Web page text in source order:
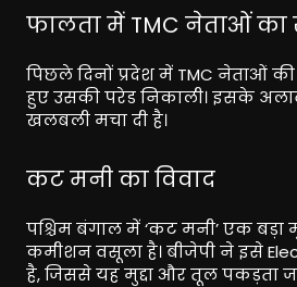
फालता में TMC नेताओं
पिछले दिनों प्रदेश में TMC नेताओं
हुए उसकी परेड निकाली। इसके
खलबली मचा दी है।
कट मनी का विवाद
पश्चिम बंगाल में ‘कट मनी’ एक
कमीशन वसूला है। बीजेपी ने इसे
है, जिससे यह मुद्दा और तूल पकड़ता जा